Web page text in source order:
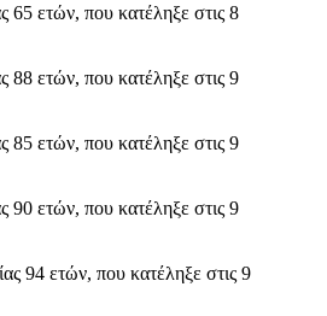
65 ετών, που κατέληξε στις 8
88 ετών, που κατέληξε στις 9
85 ετών, που κατέληξε στις 9
90 ετών, που κατέληξε στις 9
94 ετών, που κατέληξε στις 9